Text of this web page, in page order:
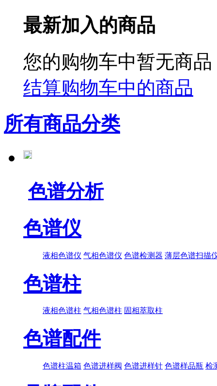
最新加入的商品
您的购物车中暂无商
结算购物车中的商品
所有商品分类
色谱分析
色谱仪
液相色谱仪 气相色谱仪 色谱检测器 薄层色谱扫描
色谱柱
液相色谱柱 气相色谱柱 固相萃取柱
色谱配件
色谱柱温箱 色谱进样阀 色谱进样针 色谱样品瓶 检